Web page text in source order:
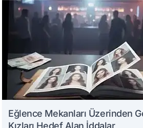
Eğlence Mekanları Üzerinden
Kızları Hedef Alan İddalar